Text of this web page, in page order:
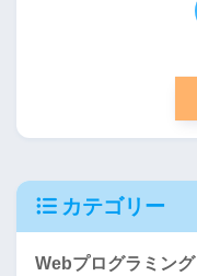
カテゴリー
Webプログラミング